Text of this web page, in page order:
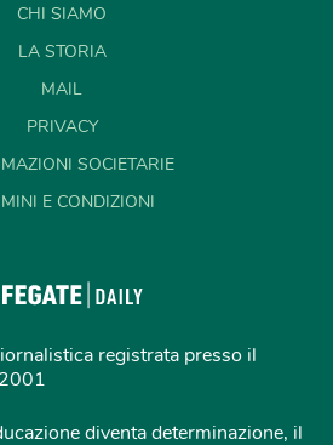
CHI SIAMO
LA STORIA
MAIL
PRIVACY
SOCIETARIE
E CONDIZIONI
registrata presso il
diventa determinazione, il